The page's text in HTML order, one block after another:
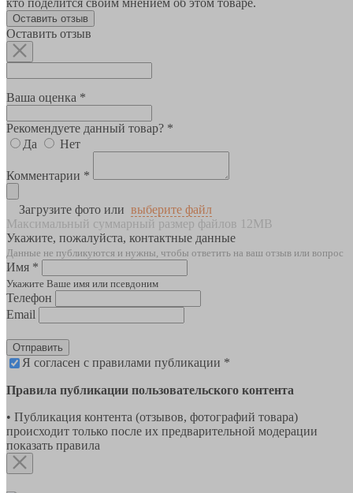
Оставить отзыв
Оставить отзыв
Ваша оценка *
Рекомендуете данный товар? *
Да
Нет
Комментарии *
Загрузите фото или выберите файл
Максимальный суммарный размер файлов 12MB
Укажите, пожалуйста, контактные данные
Данные не публикуются и нужны, чтобы ответить на ваш отзыв или вопрос
Имя *
Укажите Ваше имя или псевдоним
Телефон
Email
Отправить
Я согласен с правилами публикации *
Правила публикации пользовательского контента
• Публикация контента (отзывов, фотографий товара)
происходит только после их предварительной модерации
показать правила